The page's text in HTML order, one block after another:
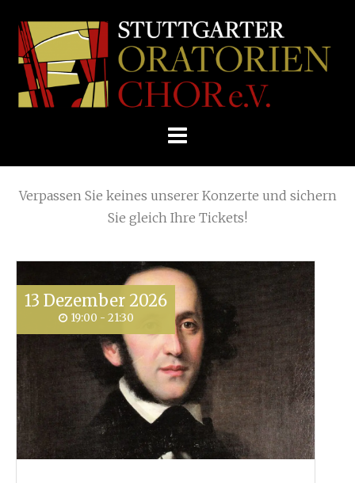
Skip
E.V.
Home 2017 » März
Verpassen Sie keines unserer Konzerte und sichern
Sie gleich Ihre Tickets!
13 Dezember 2026
19:00 - 21:30